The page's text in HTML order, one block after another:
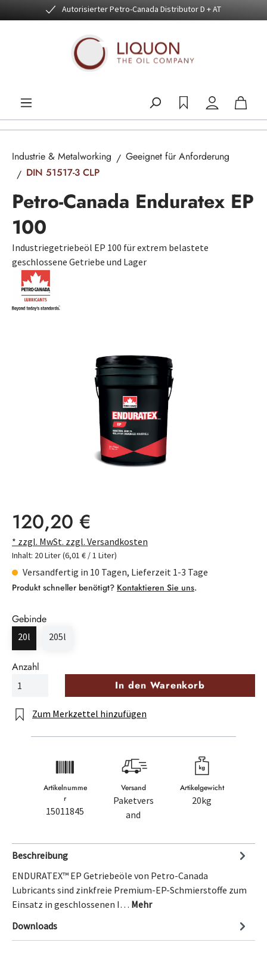
Zum Hauptinhalt springenAutorisierter Petro-Canada Distributor D + AT
Industrie & Metalworking
Geeignet für Anforderung
DIN 51517-3 CLP
Petro-Canada Enduratex EP
100
Industriegetriebeöl EP 100 für extrem belastete
geschlossene Getriebe und Lager
Regulärer Preis:
120,20 €
* zzgl. MwSt. zzgl. Versandkosten
Inhalt: 20 Liter(6,01 € / 1 Liter)
Versandfertig in 10 Tagen, Lieferzeit 1-3 Tage
Produkt schneller benötigt? Kontaktieren Sie uns.
Gebinde
20l 205l
Anzahl
In den Warenkorb
Zum Merkzettel hinzufügen
Artikelnumme
r
15011845
Versand
Paketvers
and
Artikelgewicht
20kg
Beschreibung
ENDURATEX™ EP Getriebeöle von Petro-Canada
Lubricants sind zinkfreie Premium-EP-Schmierstoffe zum
Einsatz in geschlossenen I… Mehr
Downloads